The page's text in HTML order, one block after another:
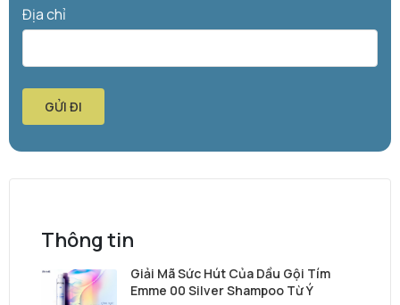
Địa chỉ
GỬI ĐI
Thông tin
Giải Mã Sức Hút Của Dầu Gội Tím
Emme 00 Silver Shampoo Từ Ý